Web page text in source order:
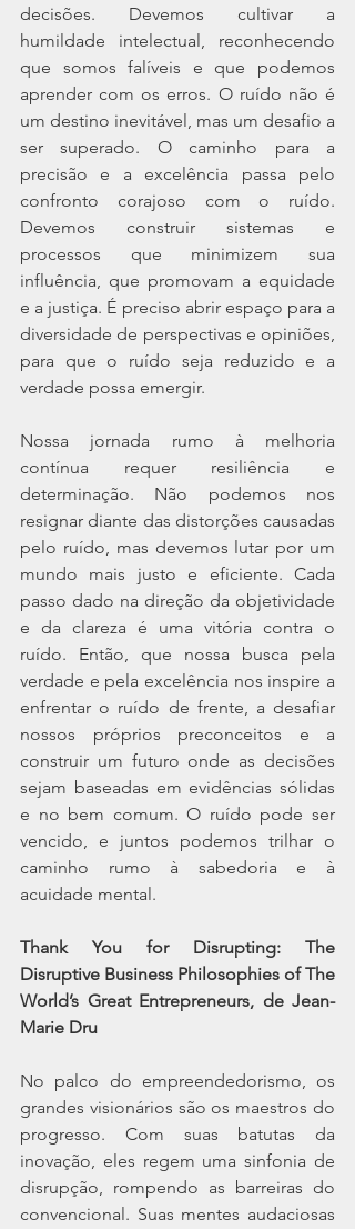
decisões. Devemos cultivar a
humildade intelectual, reconhecendo
que somos falíveis e que podemos
aprender com os erros. O ruído não é
um destino inevitável, mas um desafio a
ser superado. O caminho para a
precisão e a excelência passa pelo
confronto corajoso com o ruído.
Devemos construir sistemas e
processos que minimizem sua
influência, que promovam a equidade
e a justiça. É preciso abrir espaço para a
diversidade de perspectivas e opiniões,
para que o ruído seja reduzido e a
verdade possa emergir.
Nossa jornada rumo à melhoria
contínua requer resiliência e
determinação. Não podemos nos
resignar diante das distorções causadas
pelo ruído, mas devemos lutar por um
mundo mais justo e eficiente. Cada
passo dado na direção da objetividade
e da clareza é uma vitória contra o
ruído. Então, que nossa busca pela
verdade e pela excelência nos inspire a
enfrentar o ruído de frente, a desafiar
nossos próprios preconceitos e a
construir um futuro onde as decisões
sejam baseadas em evidências sólidas
e no bem comum. O ruído pode ser
vencido, e juntos podemos trilhar o
caminho rumo à sabedoria e à
acuidade mental.
Thank You for Disrupting: The
Disruptive Business Philosophies of The
World’s Great Entrepreneurs, de Jean-
Marie Dru
No palco do empreendedorismo, os
grandes visionários são os maestros do
progresso. Com suas batutas da
inovação, eles regem uma sinfonia de
disrupção, rompendo as barreiras do
convencional. Suas mentes audaciosas